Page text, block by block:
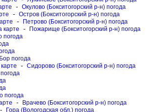
- Окулово (Бокситогорский р-н) погода
- Остров (Бокситогорский р-н) погода
-
Петрово (Бокситогорский р-н) погода
карте
-
Пожарище (Бокситогорский р-н) погода
погода
погода
- Сидорово (Бокситогорский р-н) погода
погода
-
рачево (Бокситогорский р-н) погода
-
Гора (Вологодская обл.) погода